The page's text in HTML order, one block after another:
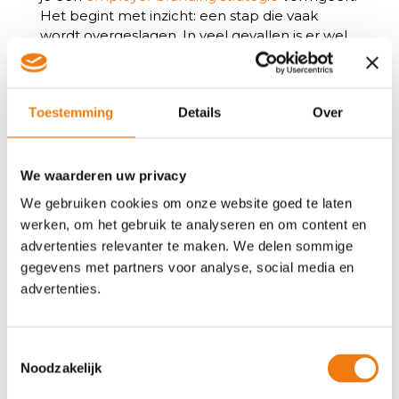
Toestemming Details Over
We waarderen uw privacy
We gebruiken cookies om onze website goed te laten
werken, om het gebruik te analyseren en om content en
advertenties relevanter te maken. We delen sommige
gegevens met partners voor analyse, social media en
advertenties.
Noodzakelijk
Het begint met inzicht: een stap die vaak
wordt overgeslagen. In veel gevallen is er wel
een missie en visie, deze is alleen (nog) niet
afgestemd en gericht op wie je bent en waar
werkgevers zijn vooral klantgericht en minder
kandidaatgericht. Het is van belang om in je
op te halen hoe zij jou zien als werkgever. Dat
een employer branding strategie op kan
zetten. Vanaf daar kan je je identiteit
definiëren, bedrijfscultuur vormen en
doelgroep(en) bepalen.
mogelijkheden die je biedt aan medewerkers.
Dit is het uitgangspunt voor het formuleren